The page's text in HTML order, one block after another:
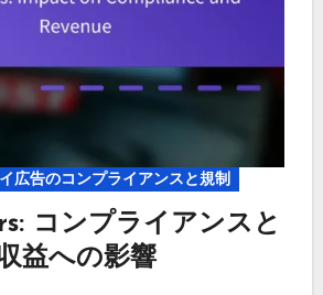
広告のコンプライアンスと規制
コンプライアンスと
益への影響